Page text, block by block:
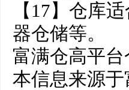
【17】仓库
器仓储等。
富满仓高平台
本信息来源于